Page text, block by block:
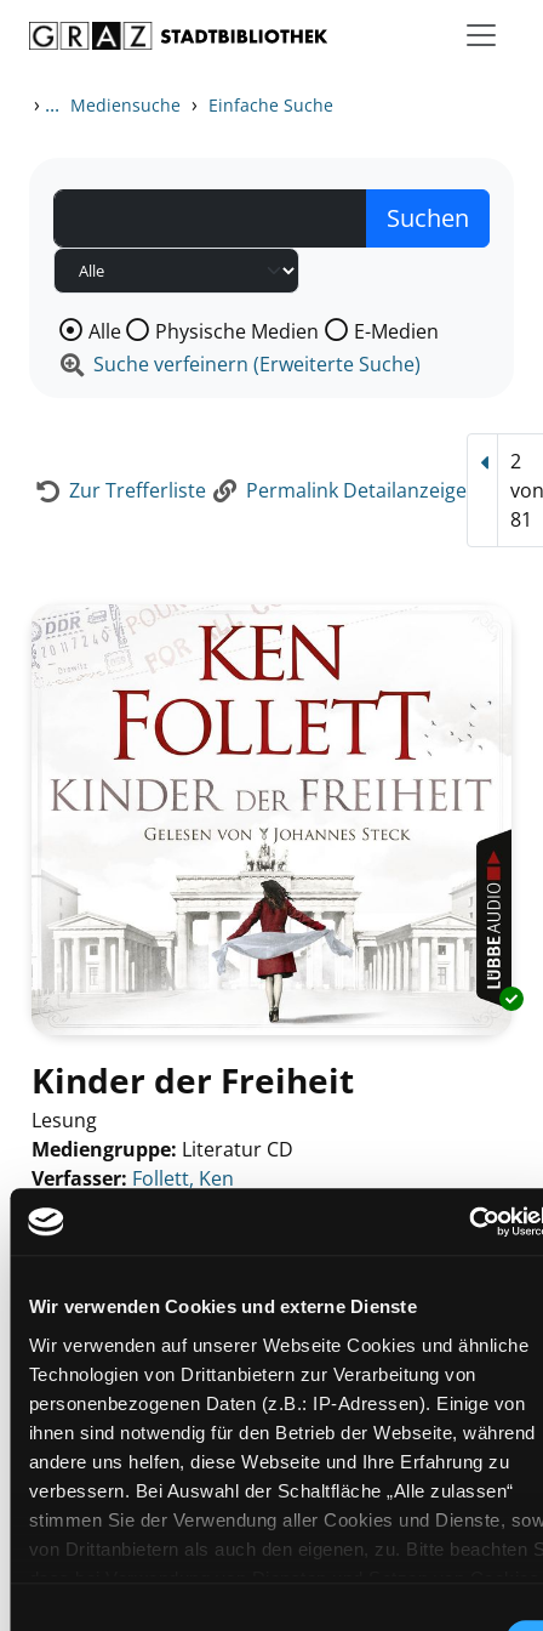
Wir verwenden Cookies und externe Dienste
Wir verwenden auf unserer Webseite Cookies und ähnliche
Technologien von Drittanbietern zur Verarbeitung von
personenbezogenen Daten (z.B.: IP-Adressen). Einige von
ihnen sind notwendig für den Betrieb der Webseite, während
andere uns helfen, diese Webseite und Ihre Erfahrung zu
verbessern. Bei Auswahl der Schaltfläche „Alle zulassen“
stimmen Sie der Verwendung aller Cookies und Dienste,
von Drittanbietern als auch den eigenen, zu. Bitte beachten
› ... Mediensuche › Einfache Suche
Wählen Sie die Medienart nach der Sie suchen wollen.
Alle Physische Medien
E-Medien
Suche verfeinern (Erweiterte Suche)
Zur Trefferliste Permalink Detailanzeige
2
81
Kinder der Freiheit
Lesung
Mediengruppe: Literatur CD
Verfasser: Suche nach diesem Verfasser
Follett, Ken
Beschreibung ein-/ausblenden
Exemplare
Zweigstelle: Gösting
Signatur: TD.DR.H FOL
Standort 2: Ausleihe
Status: Verfügbar